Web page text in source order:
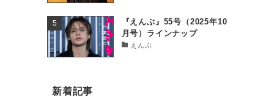
『えんぶ』55号（2025年10
月号）ラインナップ
えんぶ
新着記事